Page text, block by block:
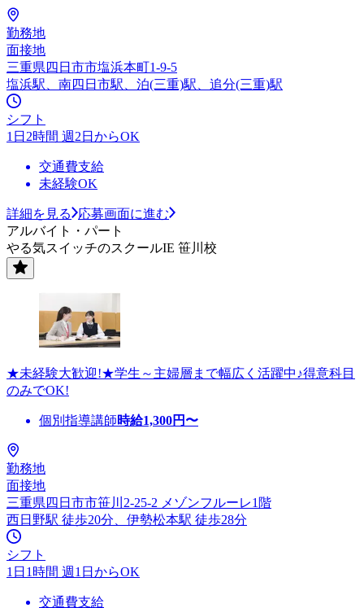
勤務地
面接地
三重県四日市市塩浜本町1-9-5
塩浜駅、南四日市駅、泊(三重)駅、追分(三重)駅
シフト
1日2時間 週2日からOK
交通費支給
未経験OK
詳細を見る
応募画面に進む
アルバイト・パート
やる気スイッチのスクールIE 笹川校
★未経験大歓迎!★学生～主婦層まで幅広く活躍中♪得意科目
のみでOK!
個別指導講師時給1,300円〜
勤務地
面接地
三重県四日市市笹川2-25-2 メゾンフルーレ1階
西日野駅 徒歩20分、伊勢松本駅 徒歩28分
シフト
1日1時間 週1日からOK
交通費支給